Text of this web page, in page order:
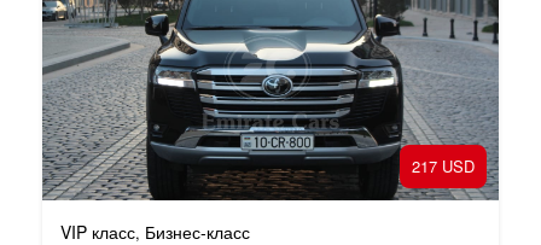
217 USD
VIP класс, Бизнес-класс